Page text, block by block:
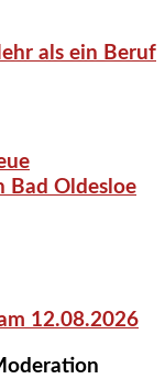
als ein Beruf
Bad Oldesloe
12.08.2026